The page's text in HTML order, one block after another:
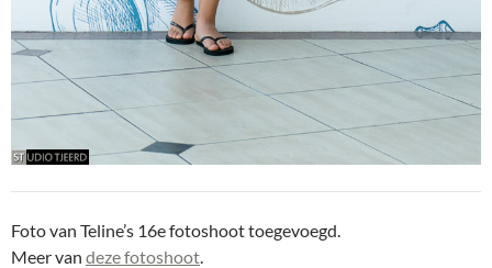
Foto van Teline’s 16e fotoshoot toegevoegd.
Meer van deze fotoshoot.